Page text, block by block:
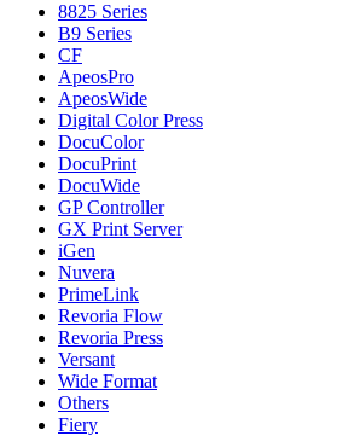
8825 Series
B9 Series
CF
ApeosPro
ApeosWide
Digital Color Press
DocuColor
DocuPrint
DocuWide
GP Controller
GX Print Server
iGen
Nuvera
PrimeLink
Revoria Flow
Revoria Press
Versant
Wide Format
Others
Fiery